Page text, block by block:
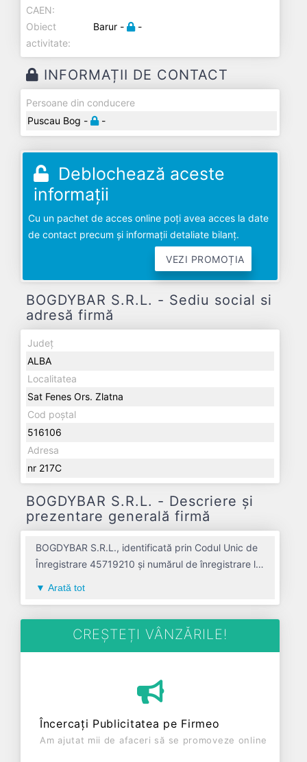
CAEN:
Obiect
activitate:
Barur - -
INFORMAȚII DE CONTACT
Persoane din conducere
Puscau Bog -
-
Deblochează aceste
informații
Cu un pachet de acces online poți avea acces la date
de contact precum și informații detaliate bilanț.
VEZI PROMOȚIA
BOGDYBAR S.R.L. - Sediu social si
adresă firmă
Județ
ALBA
Localitatea
Sat Fenes Ors. Zlatna
Cod poștal
516106
Adresa
nr 217C
BOGDYBAR S.R.L. - Descriere și
prezentare generală firmă
BOGDYBAR S.R.L., identificată prin Codul Unic de
Înregistrare 45719210 și numărul de înregistrare la
social poziționat în zona de Centru a țării, în judetul
ALBA, compania aduce o contribuție semnificativă
în anul 2022, având o vechime de 4 ani. Conform
ultimului bilanț, societatea a înregistrat un profit de
gestionând operațiunile cu un număr mediu de 0
de salariați pe ultimul an fiscal. BOGDYBAR S.R.L.
Arată tot
CREȘTEȚI VÂNZĂRILE!
Încercați Publicitatea pe Firmeo
Am ajutat mii de afaceri să se promoveze online